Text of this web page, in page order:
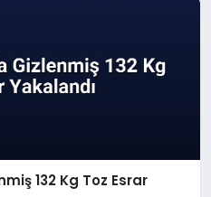
132 Kg Toz Esrar